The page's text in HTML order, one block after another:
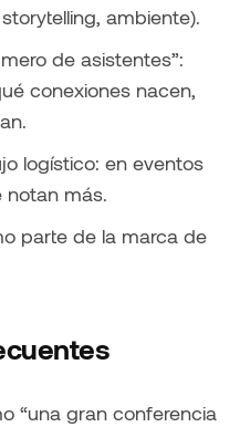
ambiente).
de asistentes”:
conexiones nacen,
logístico: en eventos
notan más.
parte de la marca de
“una gran conferencia